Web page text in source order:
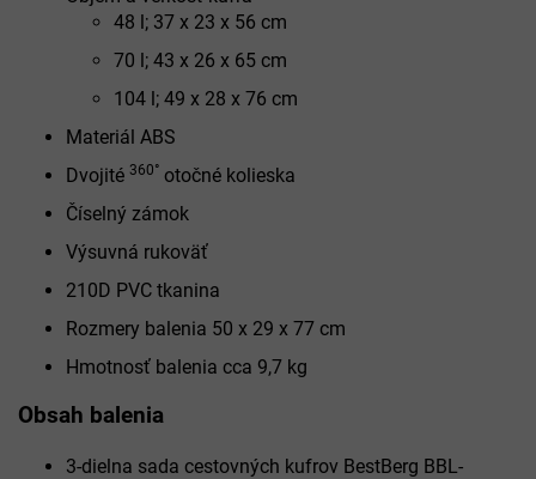
48 l; 37 x 23 x 56 cm
70 l; 43 x 26 x 65 cm
104 l; 49 x 28 x 76 cm
Materiál ABS
Dvojité 360° otočné kolieska
Číselný zámok
Výsuvná rukoväť
210D PVC tkanina
Rozmery balenia 50 x 29 x 77 cm
Hmotnosť balenia cca 9,7 kg
Obsah balenia
3-dielna sada cestovných kufrov BestBerg BBL-